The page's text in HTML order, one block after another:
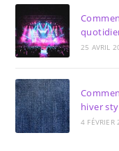
25 AVRIL
hiver
4 FÉVRIER